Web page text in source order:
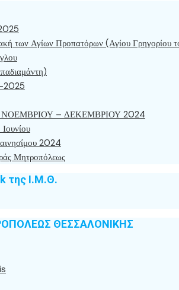
των Αγίων Προπατόρων (Αγίου Γρηγορίου
2025
– ΔΕΚΕΜΒΡΙΟΥ 2024
2024
Μητροπόλεως
της Ι.Μ.Θ.
ΘΕΣΣΑΛΟΝΙΚΗΣ